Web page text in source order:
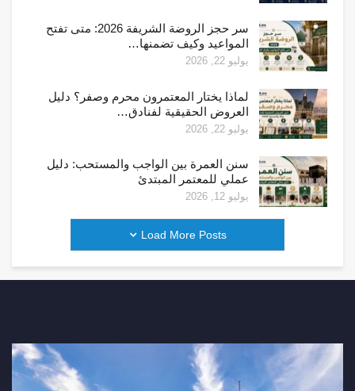
سر حجز الروضة الشريفة 2026: متى تفتح
المواعيد وكيف تضمنها…
يوليو 22, 2026
لماذا يختار المعتمرون محرم وصفر؟ دليل
العروض الحقيقية لفنادق…
يوليو 22, 2026
سنن العمرة بين الواجب والمستحب: دليل
عملي للمعتمر المبتدئ
يوليو 12, 2026
Load More Posts